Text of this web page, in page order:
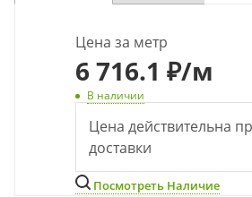
Цена за метр
6 716.1 ₽/м
В наличии
Цена действительна
доставки
Посмотреть Наличие